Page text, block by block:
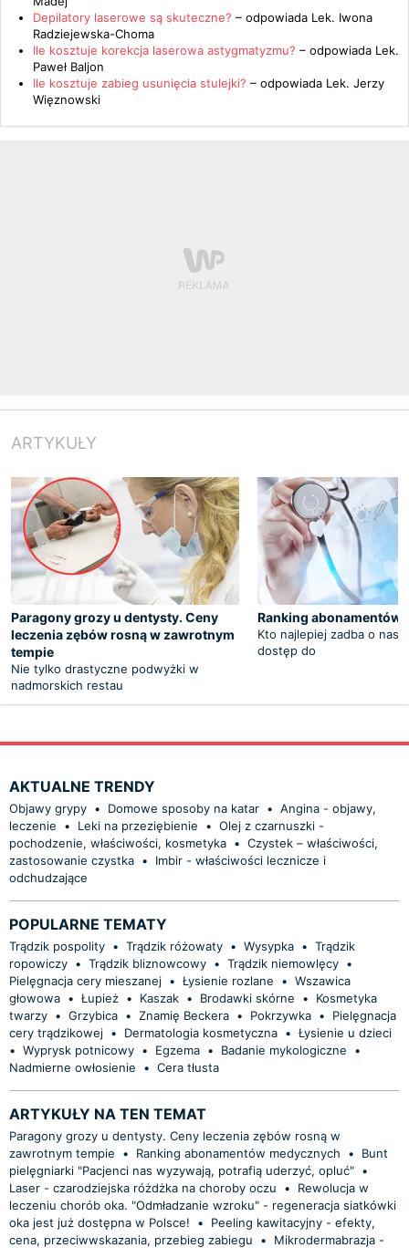
Depilatory laserowe są skuteczne? – odpowiada Lek. Iwona
Radziejewska-Choma
Ile kosztuje korekcja laserowa astygmatyzmu? – odpowiada Lek.
Paweł Baljon
Ile kosztuje zabieg usunięcia stulejki? – odpowiada Lek. Jerzy
Więznowski
ARTYKUŁY
Paragony grozy u dentysty. Ceny
leczenia zębów rosną w zawrotnym
tempie
Nie tylko drastyczne podwyżki w
nadmorskich restau
Ranking abonamentów
Kto najlepiej zadba o
dostęp do
AKTUALNE TRENDY
Objawy grypy • Domowe sposoby na katar • Angina - objawy,
leczenie
• Leki na przeziębienie • Olej z czarnuszki -
pochodzenie, właściwości, kosmetyka • Czystek – właściwości,
zastosowanie czystka •
Imbir - właściwości lecznicze i
odchudzające
POPULARNE TEMATY
Trądzik pospolity • Trądzik różowaty • Wysypka • Trądzik
ropowiczy • Trądzik bliznowcowy • Trądzik niemowlęcy •
Pielęgnacja cery mieszanej • Łysienie rozlane • Wszawica
głowowa • Łupież • Kaszak • Brodawki skórne •
Kosmetyka
twarzy • Grzybica • Znamię Beckera • Pokrzywka •
Pielęgnacja
cery trądzikowej • Dermatologia kosmetyczna • Łysienie u dzieci
• Wyprysk potnicowy • Egzema • Badanie mykologiczne
•
Nadmierne owłosienie
• Cera tłusta
ARTYKUŁY NA TEN TEMAT
Paragony grozy u dentysty. Ceny leczenia zębów rosną w
zawrotnym tempie
• Ranking abonamentów medycznych •
Bunt
pielęgniarki "Pacjenci nas wyzywają, potrafią uderzyć, opluć" •
Laser - czarodziejska różdżka na choroby oczu
•
Rewolucja w
leczeniu chorób oka. "Odmładzanie wzroku" - regeneracja siatkówki
oka jest już dostępna w Polsce!
•
Peeling kawitacyjny - efekty,
cena, przeciwwskazania, przebieg zabiegu
•
Mikrodermabrazja -